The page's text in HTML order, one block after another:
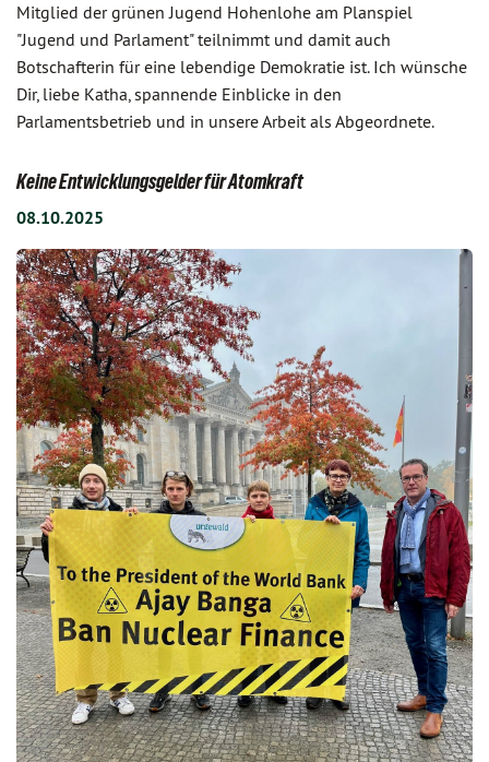
Mitglied der grünen Jugend Hohenlohe am Planspiel
"Jugend und Parlament" teilnimmt und damit auch
Botschafterin für eine lebendige Demokratie ist. Ich wünsche
Dir, liebe Katha, spannende Einblicke in den
Parlamentsbetrieb und in unsere Arbeit als Abgeordnete.
Keine Entwicklungsgelder für Atomkraft
08.10.2025